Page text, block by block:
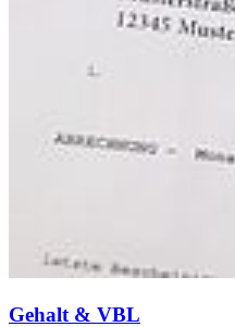
Gehalt & VBL